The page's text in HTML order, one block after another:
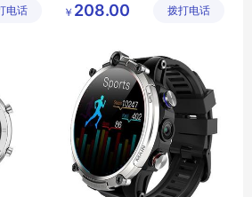
有限公司
电话
智能3G手表
有限公司
￥ 208.00 拨打电话